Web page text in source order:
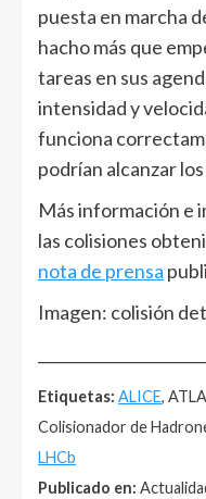
puesta en marcha
hacho más que
tareas en sus
intensidad y
funciona
podrían alcanzar
Más información e
las colisiones
nota de prensa
Imagen: colisión
Etiquetas: ALICE,
Colisionador de
LHCb
Publicado en: